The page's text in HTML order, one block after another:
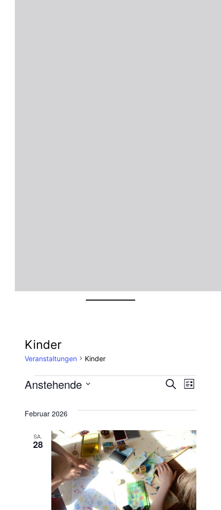
Kinder
Veranstaltungen Kinder
Veranstaltungen
Suche
und
SucheListe
Anstehende
wählen.
Februar 2026
SA.
28